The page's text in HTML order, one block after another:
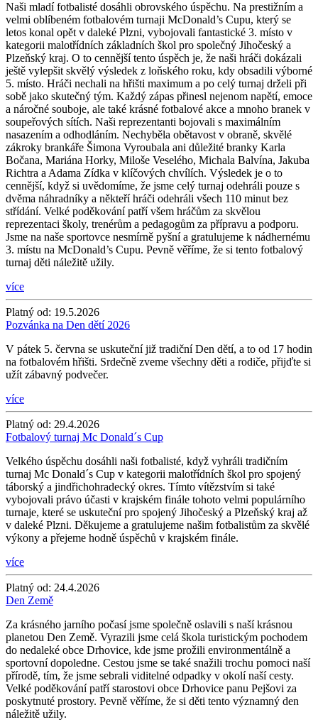
Naši mladí fotbalisté dosáhli obrovského úspěchu. Na prestižním a
velmi oblíbeném fotbalovém turnaji McDonald’s Cupu, který se
letos konal opět v daleké Plzni, vybojovali fantastické 3. místo v
kategorii malotřídních základních škol pro společný Jihočeský a
Plzeňský kraj. O to cennější tento úspěch je, že naši hráči dokázali
ještě vylepšit skvělý výsledek z loňského roku, kdy obsadili výborné
5. místo. Hráči nechali na hřišti maximum a po celý turnaj drželi při
sobě jako skutečný tým. Každý zápas přinesl nejenom napětí, emoce
a náročné souboje, ale také krásné fotbalové akce a mnoho branek v
soupeřových sítích. Naši reprezentanti bojovali s maximálním
nasazením a odhodláním. Nechyběla obětavost v obraně, skvělé
zákroky brankáře Šimona Vyroubala ani důležité branky Karla
Bočana, Mariána Horky, Miloše Veselého, Michala Balvína, Jakuba
Richtra a Adama Zídka v klíčových chvílích. Výsledek je o to
cennější, když si uvědomíme, že jsme celý turnaj odehráli pouze s
dvěma náhradníky a někteří hráči odehráli všech 110 minut bez
střídání. Velké poděkování patří všem hráčům za skvělou
reprezentaci školy, trenérům a pedagogům za přípravu a podporu.
Jsme na naše sportovce nesmírně pyšní a gratulujeme k nádhernému
3. místu na McDonald’s Cupu. Pevně věříme, že si tento fotbalový
turnaj děti náležitě užily.
více
Platný od: 19.5.2026
Pozvánka na Den dětí 2026
V pátek 5. června se uskuteční již tradiční Den dětí, a to od 17 hodin
na fotbalovém hřišti. Srdečně zveme všechny děti a rodiče, přijďte si
užít zábavný podvečer.
více
Platný od: 29.4.2026
Fotbalový turnaj Mc Donald´s Cup
Velkého úspěchu dosáhli naši fotbalisté, když vyhráli tradičním
turnaj Mc Donald´s Cup v kategorii malotřídních škol pro spojený
táborský a jindřichohradecký okres. Tímto vítězstvím si také
vybojovali právo účasti v krajském finále tohoto velmi populárního
turnaje, které se uskuteční pro spojený Jihočeský a Plzeňský kraj až
v daleké Plzni. Děkujeme a gratulujeme našim fotbalistům za skvělé
výkony a přejeme hodně úspěchů v krajském finále.
více
Platný od: 24.4.2026
Den Země
Za krásného jarního počasí jsme společně oslavili s naší krásnou
planetou Den Země. Vyrazili jsme celá škola turistickým pochodem
do nedaleké obce Drhovice, kde jsme prožili environmentálně a
sportovní dopoledne. Cestou jsme se také snažili trochu pomoci naší
přírodě, tím, že jsme sebrali viditelné odpadky v okolí naší cesty.
Velké poděkování patří starostovi obce Drhovice panu Pejšovi za
poskytnuté prostory. Pevně věříme, že si děti tento významný den
náležitě užily.